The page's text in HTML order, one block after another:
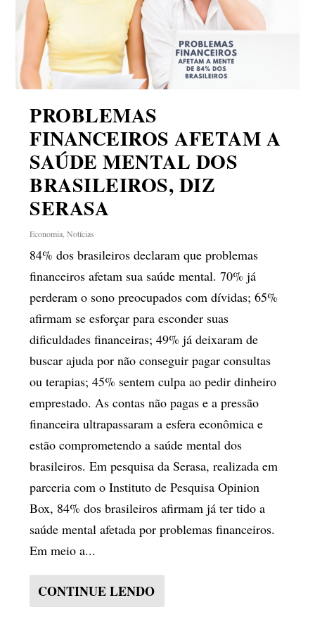
PROBLEMAS
FINANCEIROS AFETAM A
SAÚDE MENTAL DOS
BRASILEIROS, DIZ
SERASA
Economia,Notícias
84% dos brasileiros declaram que problemas
financeiros afetam sua saúde mental. 70% já
perderam o sono preocupados com dívidas; 65%
afirmam se esforçar para esconder suas
dificuldades financeiras; 49% já deixaram de
buscar ajuda por não conseguir pagar consultas
ou terapias; 45% sentem culpa ao pedir dinheiro
emprestado. As contas não pagas e a pressão
financeira ultrapassaram a esfera econômica e
estão comprometendo a saúde mental dos
brasileiros. Em pesquisa da Serasa, realizada em
parceria com o Instituto de Pesquisa Opinion
Box, 84% dos brasileiros afirmam já ter tido a
saúde mental afetada por problemas financeiros.
Em meio a...
CONTINUE LENDO